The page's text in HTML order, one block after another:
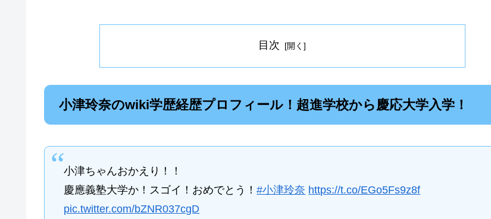
目次
小津玲奈のwiki学歴経歴プロフィール！超進学校から慶応大学入学！
小津ちゃんおかえり！！
慶應義塾大学か！スゴイ！おめでとう！#小津玲奈 https://t.co/EGo5Fs9z8f
pic.twitter.com/bZNR037cgD